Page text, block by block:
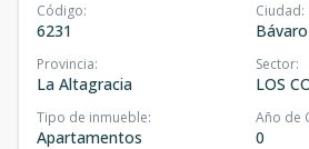
Código:
6231
Ciudad:
Bávaro
Provincia:
La Altagracia
Sector:
LOS
Tipo de inmueble:
Apartamentos
Año de
0